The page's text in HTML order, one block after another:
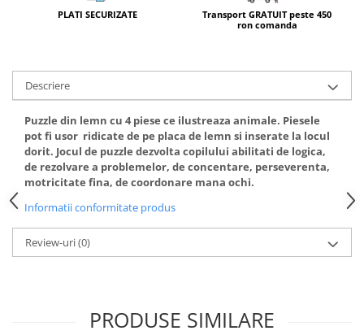
PLATI SECURIZATE
Transport GRATUIT peste 450
ron comanda
Descriere
Puzzle din lemn cu 4 piese ce ilustreaza animale. Piesele
pot fi usor ridicate de pe placa de lemn si inserate la locul
dorit. Jocul de puzzle dezvolta copilului abilitati de logica,
de rezolvare a problemelor, de concentare, perseverenta,
motricitate fina, de coordonare mana ochi.
Informatii conformitate produs
Review-uri(0)
PRODUSE SIMILARE